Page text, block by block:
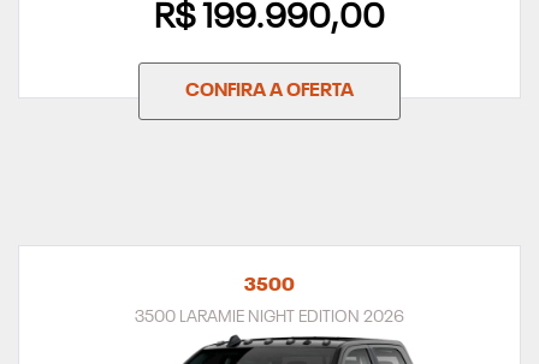
R$ 199.990,00
CONFIRA A OFERTA
3500
3500 LARAMIE NIGHT EDITION 2026